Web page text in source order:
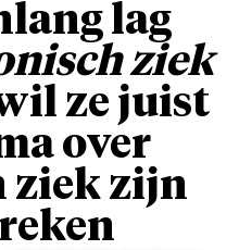
lag
ziek
ze juist
over
ziek zijn